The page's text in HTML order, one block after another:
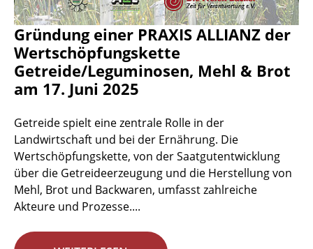
Gründung einer PRAXIS ALLIANZ der
Wertschöpfungskette
Getreide/Leguminosen, Mehl & Brot
am 17. Juni 2025
Getreide spielt eine zentrale Rolle in der
Landwirtschaft und bei der Ernährung. Die
Wertschöpfungskette, von der Saatgutentwicklung
über die Getreideerzeugung und die Herstellung von
Mehl, Brot und Backwaren, umfasst zahlreiche
Akteure und Prozesse....